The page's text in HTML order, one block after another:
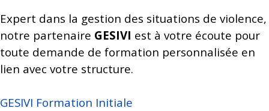
Expert dans la gestion des situations de violence,
notre partenaire GESIVI est à votre écoute pour
toute demande de formation personnalisée en
lien avec votre structure.
GESIVI Formation Initiale